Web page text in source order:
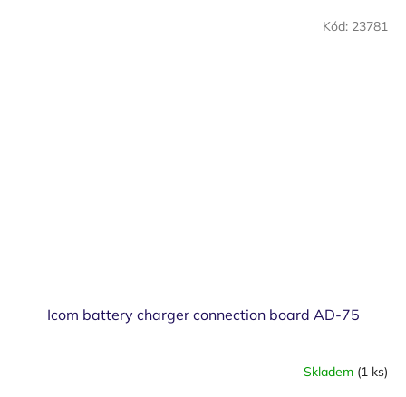
Icom battery charger connection board AD-75
Skladem (1 ks)
Kód: 23781